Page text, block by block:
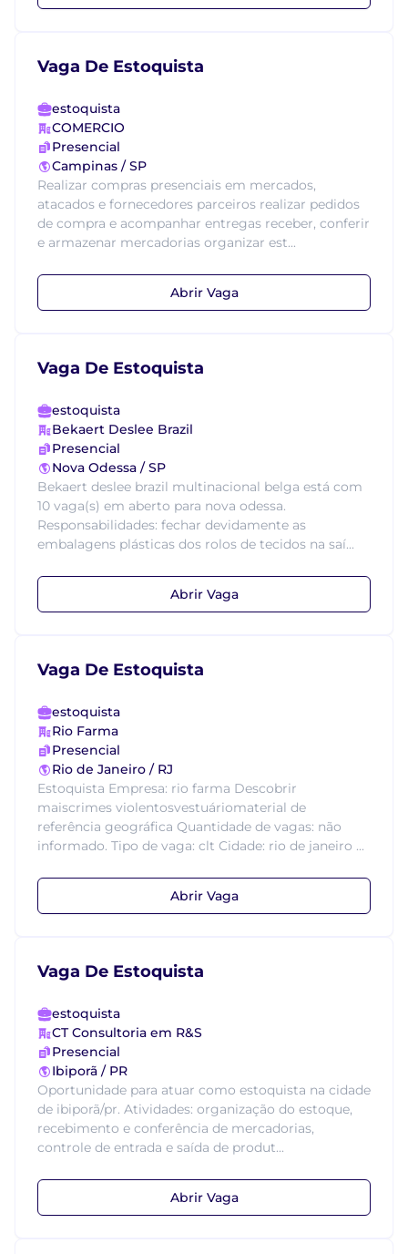
Vaga De Estoquista
estoquista
COMERCIO
Presencial
Campinas / SP
Realizar compras presenciais em mercados,
atacados e fornecedores parceiros realizar pedidos
de compra e acompanhar entregas receber, conferir
e armazenar mercadorias organizar est...
Abrir Vaga
Vaga De Estoquista
estoquista
Bekaert Deslee Brazil
Presencial
Nova Odessa / SP
Bekaert deslee brazil multinacional belga está com
10 vaga(s) em aberto para nova odessa.
Responsabilidades: fechar devidamente as
embalagens plásticas dos rolos de tecidos na saí...
Abrir Vaga
Vaga De Estoquista
estoquista
Rio Farma
Presencial
Rio de Janeiro / RJ
Estoquista Empresa: rio farma Descobrir
maiscrimes violentosvestuáriomaterial de
referência geográfica Quantidade de vagas: não
informado. Tipo de vaga: clt Cidade: rio de janeiro ...
Abrir Vaga
Vaga De Estoquista
estoquista
CT Consultoria em R&S
Presencial
Ibiporã / PR
Oportunidade para atuar como estoquista na cidade
de ibiporã/pr. Atividades: organização do estoque,
recebimento e conferência de mercadorias,
controle de entrada e saída de produt...
Abrir Vaga